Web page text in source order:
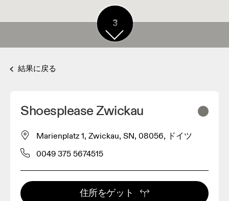
3
結果に戻る
Shoesplease Zwickau
Marienplatz 1, Zwickau, SN, 08056, ドイツ
0049 375 5674515
住所をゲット